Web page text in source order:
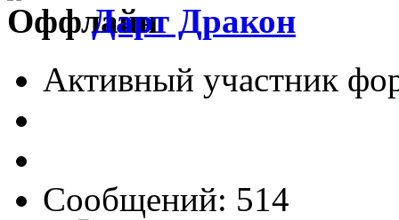
Дарт Дракон
Активный участник
Сообщений: 514